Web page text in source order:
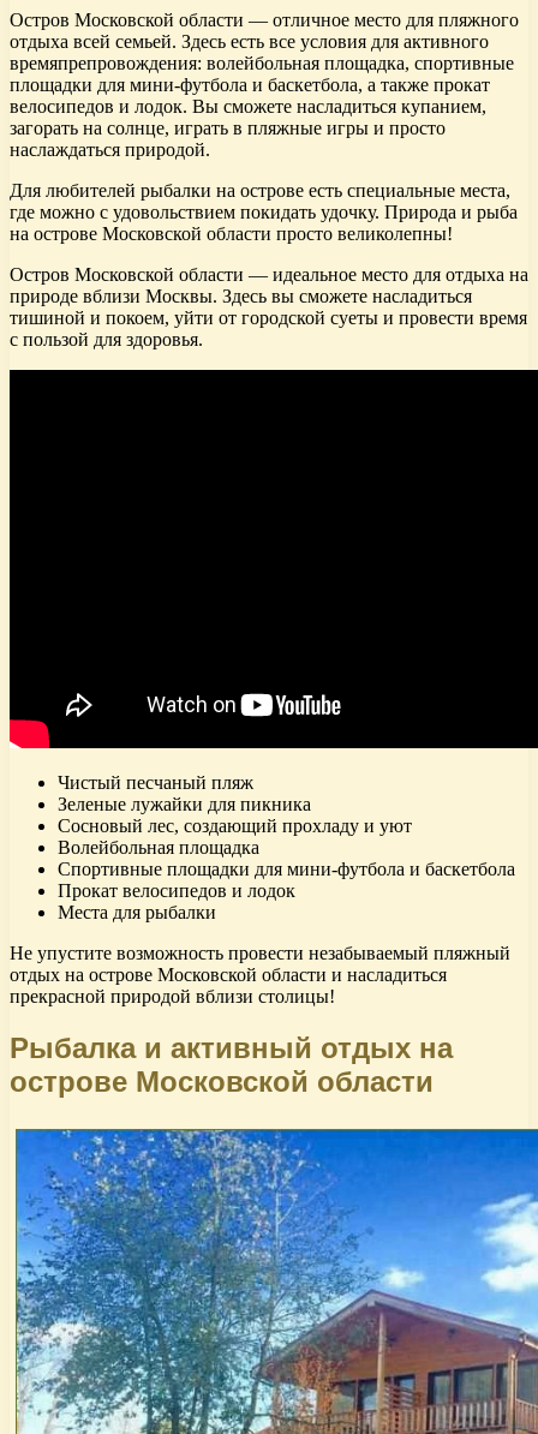
Остров Московской области — отличное место для пляжного
отдыха всей семьей. Здесь есть все условия для активного
времяпрепровождения: волейбольная площадка, спортивные
площадки для мини-футбола и баскетбола, а также прокат
велосипедов и лодок. Вы сможете насладиться купанием,
загорать на солнце, играть в пляжные игры и просто
наслаждаться природой.
Для любителей рыбалки на острове есть специальные места,
где можно с удовольствием покидать удочку. Природа и рыба
на острове Московской области просто великолепны!
Остров Московской области — идеальное место для отдыха на
природе вблизи Москвы. Здесь вы сможете насладиться
тишиной и покоем, уйти от городской суеты и провести время
с пользой для здоровья.
Чистый песчаный пляж
Зеленые лужайки для пикника
Сосновый лес, создающий прохладу и уют
Волейбольная площадка
Спортивные площадки для мини-футбола и баскетбола
Прокат велосипедов и лодок
Места для рыбалки
Не упустите возможность провести незабываемый пляжный
отдых на острове Московской области и насладиться
прекрасной природой вблизи столицы!
Рыбалка и активный отдых на
острове Московской области